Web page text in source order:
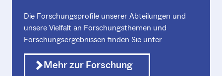
Die Forschungsprofile unserer Abteilungen und
unsere Vielfalt an Forschungsthemen und
Forschungsergebnissen finden Sie unter
Mehr zur Forschung